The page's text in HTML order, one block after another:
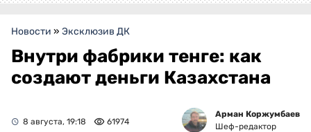
Новости » Эксклюзив ДК
Внутри фабрики тенге: как
создают деньги Казахстана
8 августа, 19:18 61974
Арман Коржумбаев
Шеф-редактор